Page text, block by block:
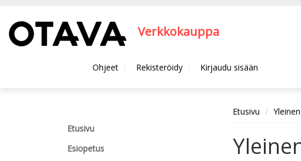
Verkkokauppa
Ohjeet Rekisteröidy Kirjaudu sisään
Etusivu
Esiopetus
Etusivu